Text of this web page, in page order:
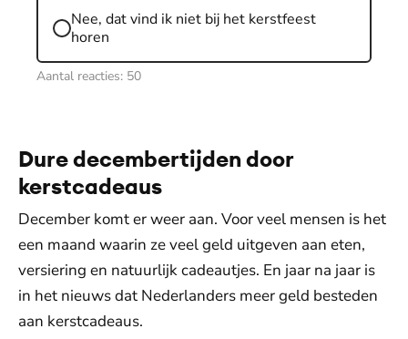
Nee, dat vind ik niet bij het kerstfeest
horen
Aantal reacties: 50
Dure decembertijden door
kerstcadeaus
December komt er weer aan. Voor veel mensen is het
een maand waarin ze veel geld uitgeven aan eten,
versiering en natuurlijk cadeautjes. En jaar na jaar is
in het nieuws dat Nederlanders meer geld besteden
aan kerstcadeaus.